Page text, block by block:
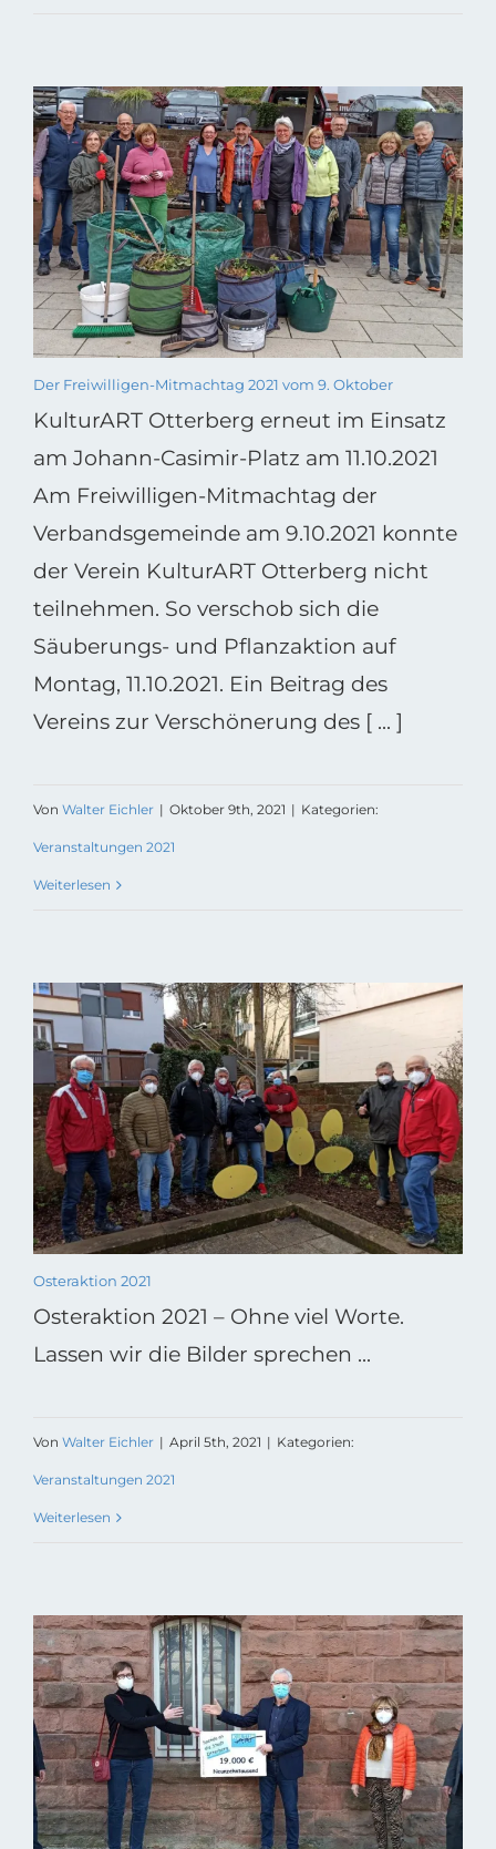
Der Freiwilligen-Mitmachtag 2021 vom 9. Oktober
KulturART Otterberg erneut im Einsatz
am Johann-Casimir-Platz am 11.10.2021
Am Freiwilligen-Mitmachtag der
Verbandsgemeinde am 9.10.2021 konnte
der Verein KulturART Otterberg nicht
teilnehmen. So verschob sich die
Säuberungs- und Pflanzaktion auf
Montag, 11.10.2021. Ein Beitrag des
Vereins zur Verschönerung des [ ... ]
Von Walter Eichler | Oktober 9th, 2021 | Kategorien:
Veranstaltungen 2021
Weiterlesen
Osteraktion 2021
Osteraktion 2021 – Ohne viel Worte.
Lassen wir die Bilder sprechen ...
Von Walter Eichler | April 5th, 2021 | Kategorien:
Veranstaltungen 2021
Weiterlesen